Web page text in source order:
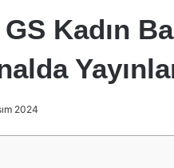
Kadın
2024